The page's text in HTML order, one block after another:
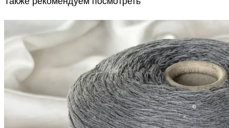
В наличии 10360
G&G Filati
Silver Plus
кашемир 10%, меринос 70%, шёлк 20%
+ пайетки
380 м/100 гсерый с голубым оттенком
1 200₽
за 100 г